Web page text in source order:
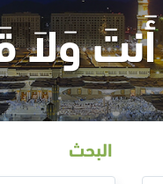
أَنتَ
البحث